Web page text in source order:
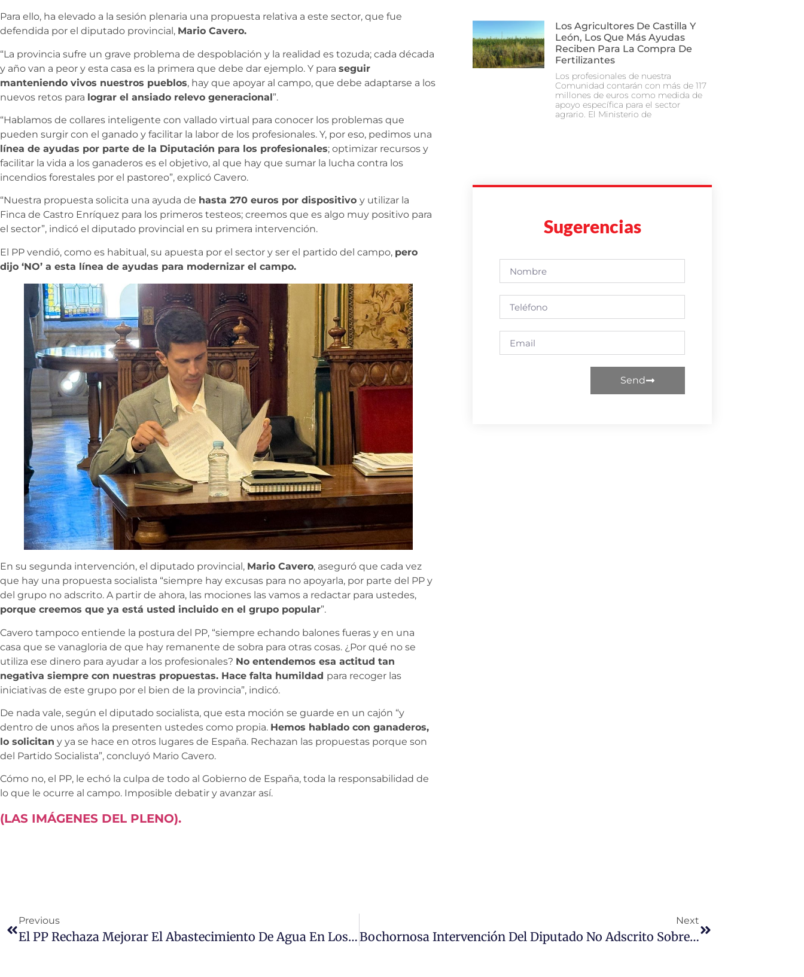
Para ello, ha elevado a la sesión plenaria una propuesta relativa a este sector, que fue
defendida por el diputado provincial, Mario Cavero.
“La provincia sufre un grave problema de despoblación y la realidad es tozuda; cada década
y año van a peor y esta casa es la primera que debe dar ejemplo. Y para seguir
manteniendo vivos nuestros pueblos, hay que apoyar al campo, que debe adaptarse a los
nuevos retos para lograr el ansiado relevo generacional”.
“Hablamos de collares inteligente con vallado virtual para conocer los problemas que
pueden surgir con el ganado y facilitar la labor de los profesionales. Y, por eso, pedimos una
línea de ayudas por parte de la Diputación para los profesionales; optimizar recursos y
facilitar la vida a los ganaderos es el objetivo, al que hay que sumar la lucha contra los
incendios forestales por el pastoreo”, explicó Cavero.
“Nuestra propuesta solicita una ayuda de hasta 270 euros por dispositivo y utilizar la
Finca de Castro Enríquez para los primeros testeos; creemos que es algo muy positivo para
el sector”, indicó el diputado provincial en su primera intervención.
El PP vendió, como es habitual, su apuesta por el sector y ser el partido del campo, pero
dijo ‘NO’ a esta línea de ayudas para modernizar el campo.
En su segunda intervención, el diputado provincial, Mario Cavero, aseguró que cada vez
que hay una propuesta socialista “siempre hay excusas para no apoyarla, por parte del PP y
del grupo no adscrito. A partir de ahora, las mociones las vamos a redactar para ustedes,
porque creemos que ya está usted incluido en el grupo popular”.
Cavero tampoco entiende la postura del PP, “siempre echando balones fueras y en una
casa que se vanagloria de que hay remanente de sobra para otras cosas. ¿Por qué no se
utiliza ese dinero para ayudar a los profesionales? No entendemos esa actitud tan
negativa siempre con nuestras propuestas. Hace falta humildad para recoger las
iniciativas de este grupo por el bien de la provincia”, indicó.
De nada vale, según el diputado socialista, que esta moción se guarde en un cajón “y
dentro de unos años la presenten ustedes como propia. Hemos hablado con ganaderos,
lo solicitan y ya se hace en otros lugares de España. Rechazan las propuestas porque son
del Partido Socialista”, concluyó Mario Cavero.
Cómo no, el PP, le echó la culpa de todo al Gobierno de España, toda la responsabilidad de
lo que le ocurre al campo. Imposible debatir y avanzar así.
(LAS IMÁGENES DEL PLENO).
Los Agricultores De Castilla Y
León, Los Que Más Ayudas
Reciben Para La Compra De
Fertilizantes
Los profesionales de nuestra
Comunidad contarán con más de 117
millones de euros como medida de
apoyo específica para el sector
agrario. El Ministerio de
Sugerencias
Send
Previous
El PP Rechaza Mejorar El Abastecimiento De Agua En Los Municipios Del Alto Tormes
Next
Bochornosa Intervención Del Diputado No Adscrito Sobre La Guardia Civil En El Pleno De La Diputación